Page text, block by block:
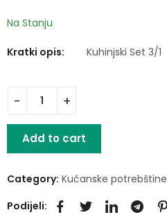
Na Stanju
Kratki opis: Kuhinjski Set 3/1
Add to cart
Category: Kućanske potrebštine
Podijeli: